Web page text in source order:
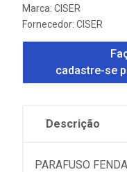
Marca: CISER
Fornecedor: CISER
cadastre-se
Descrição
PARAFUSO